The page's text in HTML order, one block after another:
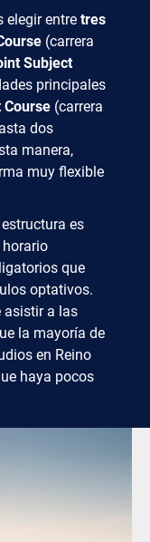
elegir entre tres
(carrera
Subject
principales
Course (carrera
dos
manera,
muy flexible
es
que
optativos.
asistir a las
la mayoría de
en Reino
haya pocos